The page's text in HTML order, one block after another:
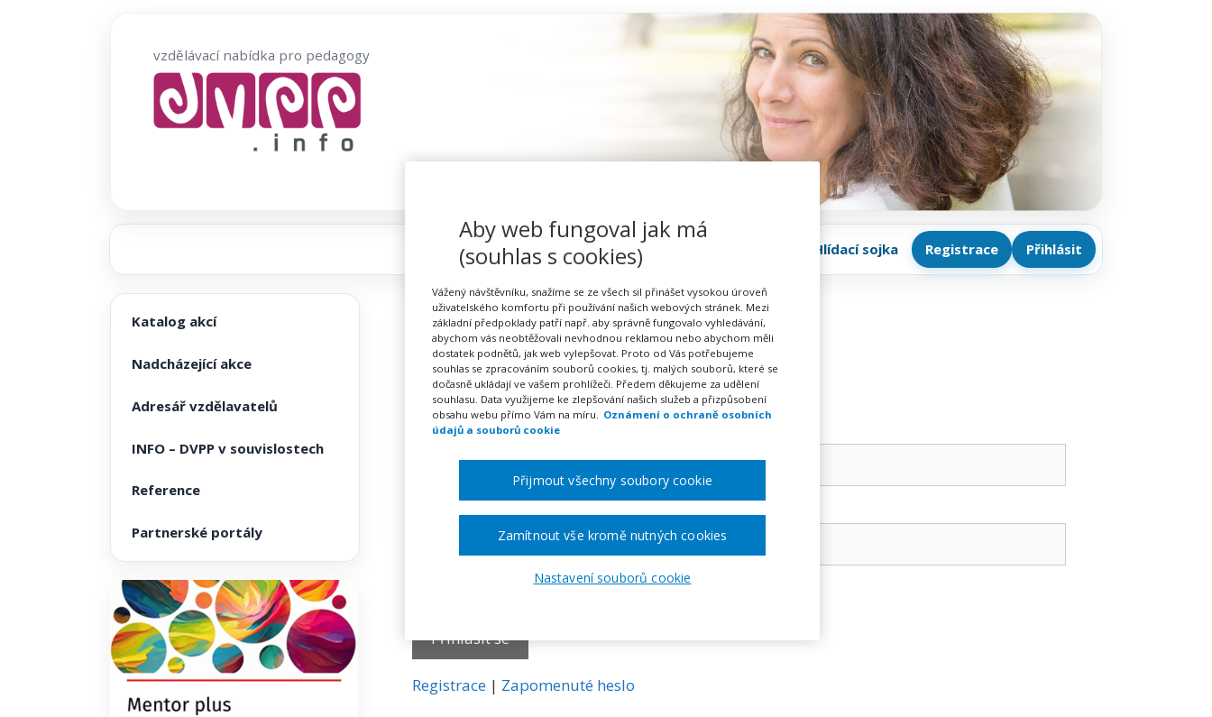
vzdělávací nabídka pro pedagogy
Hlídací sojka Registrace Přihlásit
Přihlásit se
E-mail
Pamatovat si mě
A
Registrace | Zapomenuté heslo
Katalog akcí
Nadcházející akce
Adresář vzdělavatelů
INFO – DVPP v souvislostech
Reference
Partnerské portály
Aby web fungoval jak má
(souhlas s cookies)
Vážený návštěvníku, snažíme se ze všech sil přinášet vysokou úroveň
uživatelského komfortu při používání našich webových stránek. Mezi
základní předpoklady patří např. aby správně fungovalo vyhledávání,
abychom vás neobtěžovali nevhodnou reklamou nebo abychom měli
dostatek podnětů, jak web vylepšovat. Proto od Vás potřebujeme
souhlas se zpracováním souborů cookies, tj. malých souborů, které se
dočasně ukládají ve vašem prohlížeči. Předem děkujeme za udělení
souhlasu. Data využijeme ke zlepšování našich služeb a přizpůsobení
obsahu webu přímo Vám na míru. Oznámení o ochraně osobních
údajů a souborů cookie
Nastavení souborů cookie
Zamítnout vše kromě nutných cookies
Přijmout všechny soubory cookie